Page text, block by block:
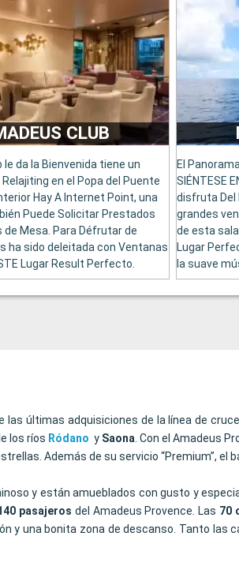
CLUB
le da la Bienvenida tiene un
en el Popa del Puente
Hay A Internet Point, una
Puede Solicitar Prestados
de Mesa. Para Défrutar de
ha sido deleitada con Ventanas
Lugar Result Perfecto.
El
SIÉNTESE
disfruta Del
grandes
de esta sala
Lugar
la suave
las últimas adquisiciones de la línea de
los ríos Ródano y Saona . Con el Amadeus
Además de su servicio “Premium”,
y están amueblados con gusto y
pasajeros del Amadeus Provence. Las 70
y una bonita zona de descanso. Tanto